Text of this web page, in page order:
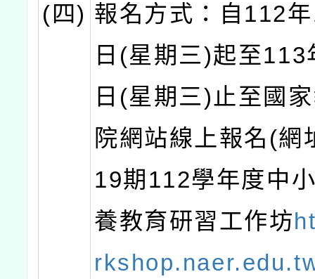
(四) 報名方式：自112
日(星期三)起至
日(星期三)止至國
院網站線上報名(網
19期112學年度中
養教育研習工作坊